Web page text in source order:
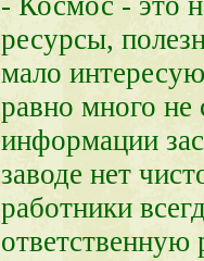
ресурсы,
мало
равно много не
информации
заводе нет
работники
ответственную